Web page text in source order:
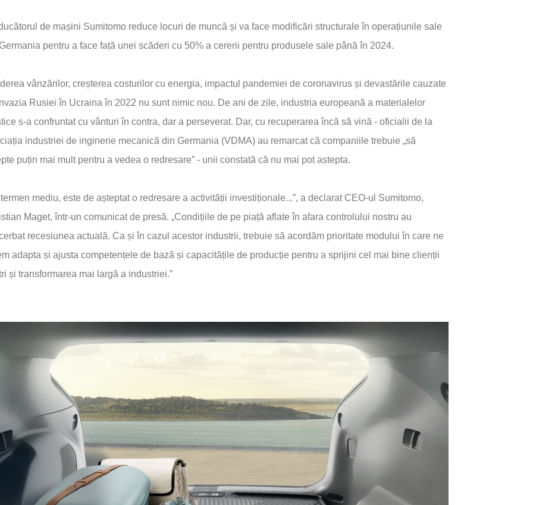
de mașini Sumitomo reduce locuri de muncă și va face modificări structurale în operațiunile sale
pentru a face față unei scăderi cu 50% a cererii pentru produsele sale până în 2024.
vânzărilor, creșterea costurilor cu energia, impactul pandemiei de coronavirus și devastările cauzate
Rusiei în Ucraina în 2022 nu sunt nimic nou. De ani de zile, industria europeană a materialelor
s-a confruntat cu vânturi în contra, dar a perseverat. Dar, cu recuperarea încă să vină - oficialii de la
industriei de inginerie mecanică din Germania (VDMA) au remarcat că companiile trebuie „să
puțin mai mult pentru a vedea o redresare” - unii constată că nu mai pot aștepta.
termen mediu, este de așteptat o redresare a activității investiționale...”, a declarat CEO-ul Sumitomo,
Maget, într-un comunicat de presă. „Condițiile de pe piață aflate în afara controlului nostru au
recesiunea actuală. Ca și în cazul acestor industrii, trebuie să acordăm prioritate modului în care ne
adapta și ajusta competențele de bază și capacitățile de producție pentru a sprijini cel mai bine clienții
și transformarea mai largă a industriei.”